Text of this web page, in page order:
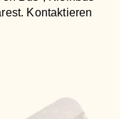
Kontaktieren